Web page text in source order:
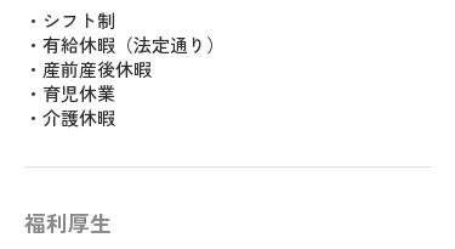
・シフト制
・有給休暇（法定通り）
・産前産後休暇
・育児休業
・介護休暇
福利厚生